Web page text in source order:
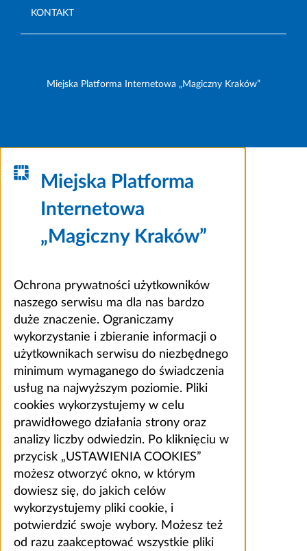
KONTAKT
Miejska Platforma Internetowa „Magiczny Kraków”
Miejska Platforma
Internetowa
„Magiczny Kraków”
Ochrona prywatności użytkowników
naszego serwisu ma dla nas bardzo
duże znaczenie. Ograniczamy
wykorzystanie i zbieranie informacji o
użytkownikach serwisu do niezbędnego
minimum wymaganego do świadczenia
usług na najwyższym poziomie. Pliki
cookies wykorzystujemy w celu
prawidłowego działania strony oraz
analizy liczby odwiedzin. Po kliknięciu w
przycisk „USTAWIENIA COOKIES”
możesz otworzyć okno, w którym
dowiesz się, do jakich celów
wykorzystujemy pliki cookie, i
potwierdzić swoje wybory. Możesz też
od razu zaakceptować wszystkie pliki